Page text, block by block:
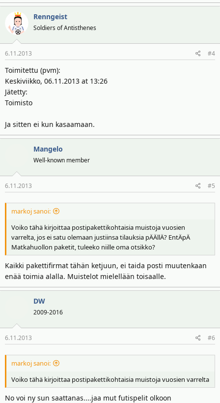
Renngeist
Soldiers of Antisthenes
6.11.2013 #4
Toimitettu (pvm):
Keskiviikko, 06.11.2013 at 13:26
Jätetty:
Toimisto
Ja sitten ei kun kasaamaan.
Mangelo
Well-known member
6.11.2013 #5
markoj sanoi:
Voiko tähä kirjoittaa postipakettikohtaisia muistoja vuosien
varrelta, jos ei satu olemaan justiinsa tilauksia pÄÄllÄ? EntÄpÄ
Matkahuollon paketit, tuleeko niille oma otsikko?
Kaikki pakettifirmat tähän ketjuun, ei taida posti muutenkaan
enää toimia alalla. Muistelot mielellään toisaalle.
DW
2009-2016
6.11.2013 #6
markoj sanoi:
Voiko tähä kirjoittaa postipakettikohtaisia muistoja vuosien varrelta
No voi ny sun saattanas....jaa mut futispelit olkoon